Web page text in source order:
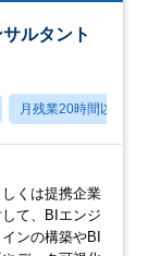
ルタント
月残業20時間以内
くは提携企業
て、BIエンジ
ンの構築やBI